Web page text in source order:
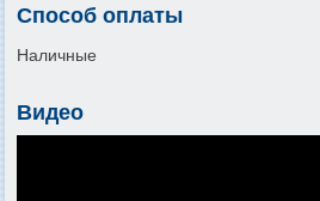
Способ оплаты
Наличные
Видео